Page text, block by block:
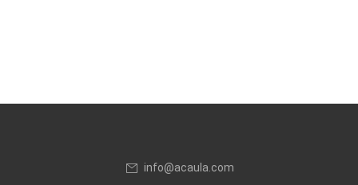
info@acaula.com